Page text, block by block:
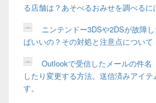
る店舗は？あそべるおみせを調べるに
ニンテンドー3DSや2DSが故障
ばいいの？その対処と注意点について
Outlookで受信したメールの件名
したり変更する方法。送信済みアイ
す。